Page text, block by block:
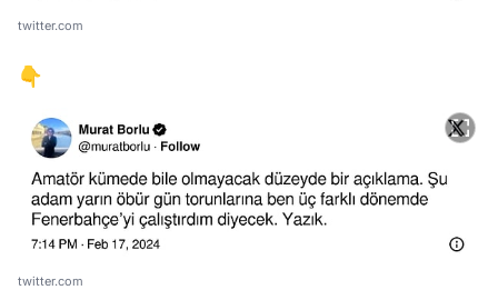
twitter.com
👇
twitter.com